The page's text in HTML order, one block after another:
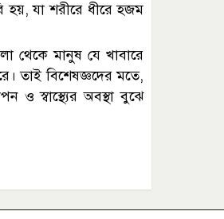
হয়, যা শরীরে ধীরে হজম
থেকে মানুষ যে খাবারে
তাই বিশেষজ্ঞদের মতে,
স্বাস্থ্যের অবস্থা বুঝে